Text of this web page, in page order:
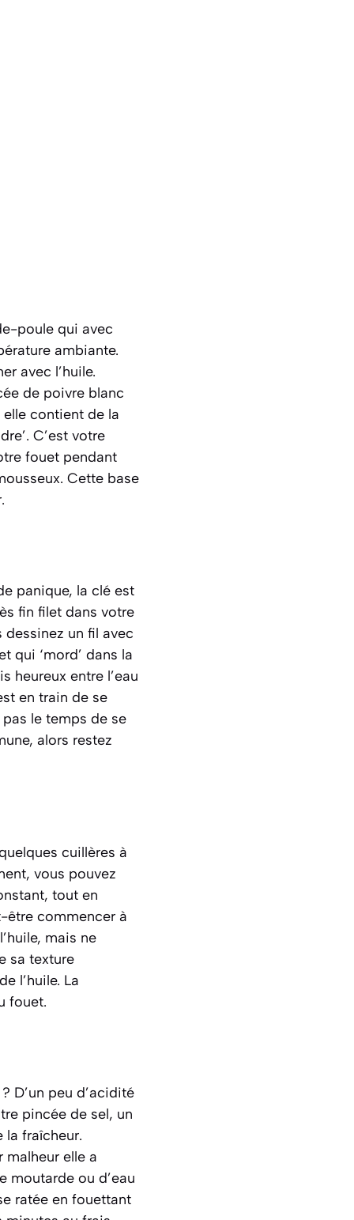
poule qui avec
ambiante.
avec l’huile.
de poivre blanc
contient de la
C’est votre
fouet pendant
Cette base
panique, la clé est
fin filet dans votre
un fil avec
qui ‘mord’ dans la
heureux entre l’eau
en train de se
le temps de se
alors restez
cuillères à
vous pouvez
tout en
être commencer à
mais ne
sa texture
l’huile. La
fouet.
D’un peu d’acidité
pincée de sel, un
fraîcheur.
malheur elle a
moutarde ou d’eau
ratée en fouettant